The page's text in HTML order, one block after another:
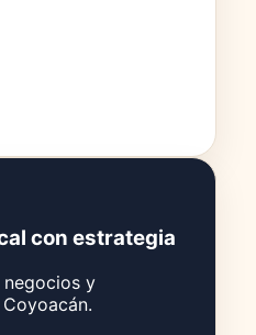
con estrategia
negocios y